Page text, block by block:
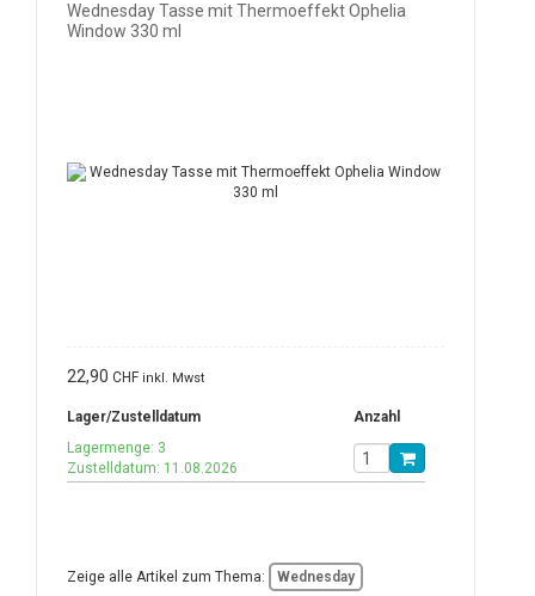
Wednesday Tasse mit Thermoeffekt Ophelia
Window 330 ml
22,90 CHF inkl. Mwst
Lager/Zustelldatum
Anzahl
Lagermenge: 3
Zustelldatum: 11.08.2026
Zeige alle Artikel zum Thema: Wednesday